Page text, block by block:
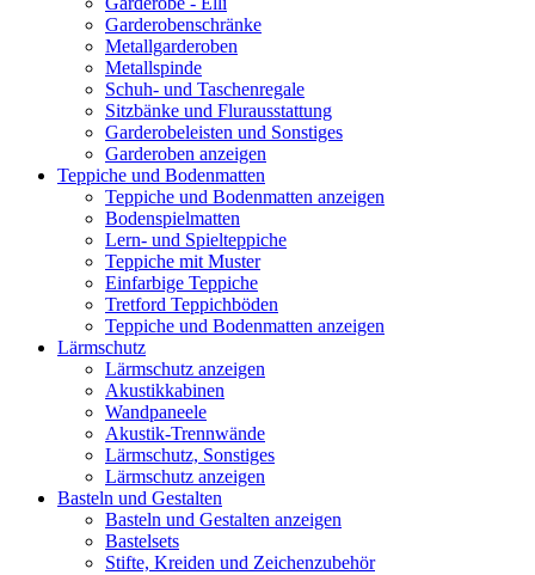
Garderobenschränke
Metallgarderoben
Metallspinde
Schuh- und Taschenregale
Sitzbänke und Flurausstattung
Garderobeleisten und Sonstiges
Garderoben anzeigen
Teppiche und Bodenmatten
Teppiche und Bodenmatten anzeigen
Bodenspielmatten
Lern- und Spielteppiche
Teppiche mit Muster
Einfarbige Teppiche
Tretford Teppichböden
Teppiche und Bodenmatten anzeigen
Lärmschutz
Lärmschutz anzeigen
Akustikkabinen
Wandpaneele
Akustik-Trennwände
Lärmschutz, Sonstiges
Lärmschutz anzeigen
Basteln und Gestalten
Basteln und Gestalten anzeigen
Bastelsets
Stifte, Kreiden und Zeichenzubehör